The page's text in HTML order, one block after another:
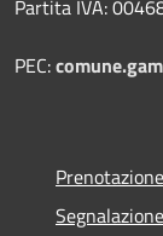
Partita IVA:
PEC: